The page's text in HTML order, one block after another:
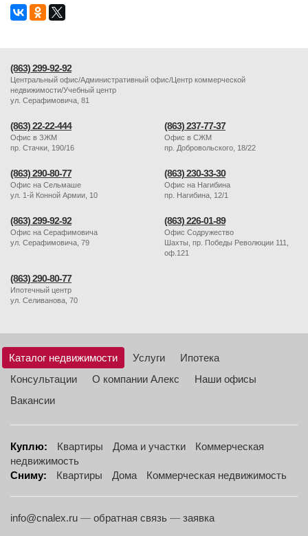
(863) 299-92-92
Центральный офис/Административный офис/Центр коммерческой
недвижимости/Учебный центр
ул. Серафимовича, 81
(863) 22-22-444
Офис в ЗЖМ
пр. Стачки, 190/16
(863) 237-77-37
Офис в СЖМ
пр. Добровольского, 18/22
(863) 290-80-77
Офис на Сельмаше
ул. 1-й Конной Армии, 10
(863) 230-33-30
Офис на Нагибина
пр. Нагибина, 12/1
(863) 299-92-92
Офис на Серафимовича
ул. Серафимовича, 79
(863) 226-01-89
Офис Содружество
Шахты, пр. Победы Революции 111,
оф.121
(863) 290-80-77
Ипотечный центр
ул. Селиванова, 70
Каталог недвижимости Услуги
Ипотека
Консультации
О компании Алекс
Наши офисы
Вакансии
Куплю: Квартиры Дома и участки
Коммерческая
недвижимость
Сниму:
Квартиры Дома Коммерческая недвижимость
info@cnalex.ru — обратная связь — заявка